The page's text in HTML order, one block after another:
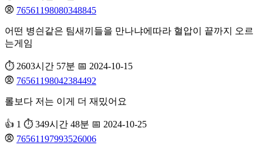
76561198080348845
어떤 병싄같은 팀새끼들을 만나냐에따라 혈압이 끝까지 오르
는게임
⏱️ 2603시간 57분 📅 2024-10-15
76561198042384492
롤보다 저는 이게 더 재밌어요
👍 1 ⏱️ 349시간 48분 📅 2024-10-25
76561197993526006